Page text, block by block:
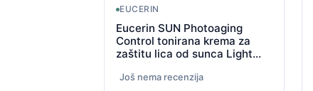
EUCERIN
Eucerin SUN Photoaging
Control tonirana krema za
zaštitu lica od sunca Light
SPF 50+ 50 ml
Još nema recenzija